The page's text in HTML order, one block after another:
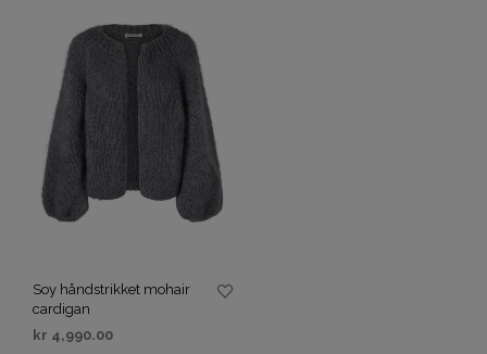
Soy håndstrikket mohair
cardigan
kr 4,990.00